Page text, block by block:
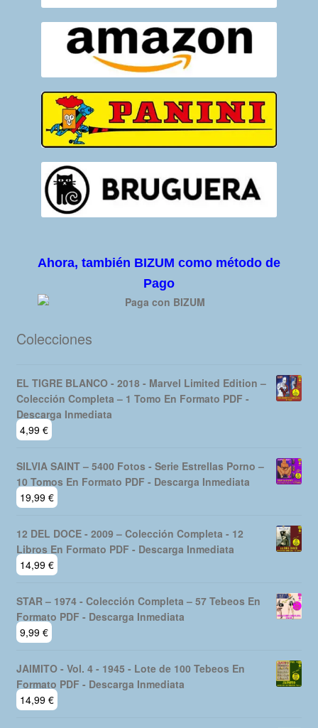
Ahora, también BIZUM como método de
Pago
Colecciones
EL TIGRE BLANCO - 2018 - Marvel Limited Edition –
Colección Completa – 1 Tomo En Formato PDF -
Descarga Inmediata
4,99 €
SILVIA SAINT – 5400 Fotos - Serie Estrellas Porno –
10 Tomos En Formato PDF - Descarga Inmediata
19,99 €
12 DEL DOCE - 2009 – Colección Completa - 12
Libros En Formato PDF - Descarga Inmediata
14,99 €
STAR – 1974 - Colección Completa – 57 Tebeos En
Formato PDF - Descarga Inmediata
9,99 €
JAIMITO - Vol. 4 - 1945 - Lote de 100 Tebeos En
Formato PDF - Descarga Inmediata
14,99 €